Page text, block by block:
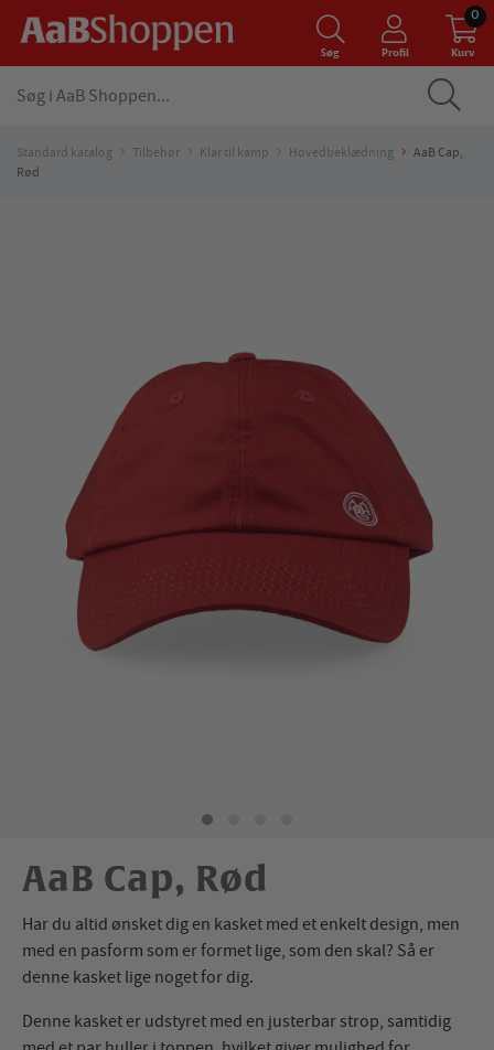
Søg Profil Kurv
0
Standard katalog Tilbehør Klar til kamp Hovedbeklædning
AaB Cap,
Rød
AaB Cap, Rød
Har du altid ønsket dig en kasket med et enkelt design, men
med en pasform som er formet lige, som den skal? Så er
denne kasket lige noget for dig.
Denne kasket er udstyret med en justerbar strop, samtidig